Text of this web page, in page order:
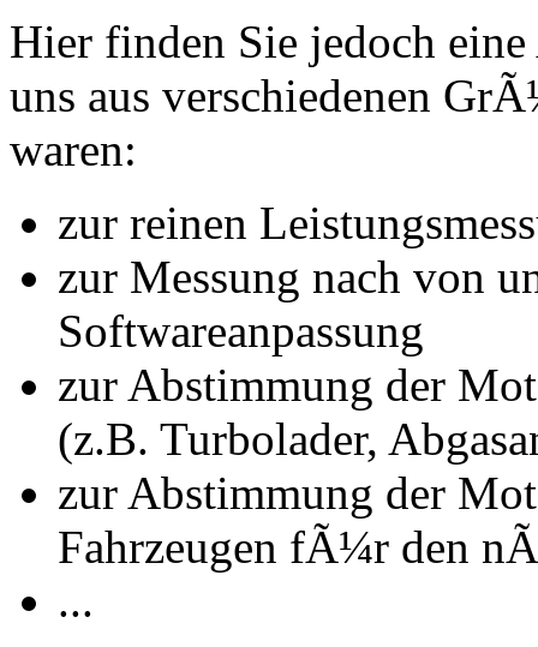
Hier finden Sie jedoch
uns aus verschiedenen
waren:
zur reinen
zur Messung nach von
Softwareanpassung
zur Abstimmung der
(z.B. Turbolader,
zur Abstimmung der
Fahrzeugen fÃ¼r den
...